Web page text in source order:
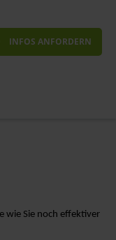
INFOS ANFORDERN
wie Sie noch effektiver